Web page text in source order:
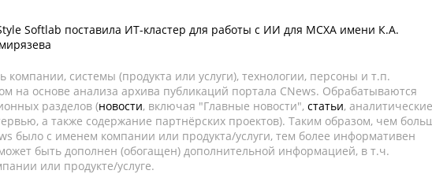
Softlab поставила ИТ-кластер для работы с ИИ для МСХА имени К.А.
системы (продукта или услуги), технологии, персоны и т.п.
на основе анализа архива публикаций портала CNews. Обрабатываются
разделов (новости, включая "Главные новости", статьи, аналитические
а также содержание партнёрских проектов). Таким образом, чем
было с именем компании или продукта/услуги, тем более информативен
быть дополнен (обогащен) дополнительной информацией, в т.ч.
или продукте/услуге.